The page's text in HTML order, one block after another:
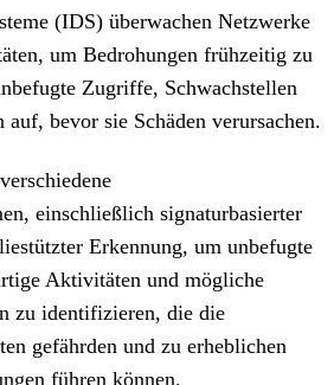
(IDS) überwachen Netzwerke
um Bedrohungen frühzeitig zu
Zugriffe, Schwachstellen
bevor sie Schäden verursachen.
einschließlich signaturbasierter
Erkennung, um unbefugte
Aktivitäten und mögliche
zu identifizieren, die die
gefährden und zu erheblichen
führen können.